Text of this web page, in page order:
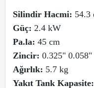
Silindir Hacmi: 54.3
Güç: 2.4 kW
Pa.la: 45 cm
Zincir: 0.325" 0.058"
Ağırlık: 5.7 kg
Yakıt Tank Kapasite: